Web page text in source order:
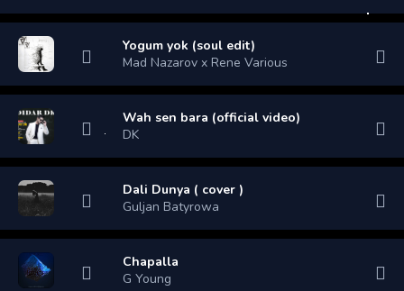
Yogum yok (soul edit)
Mad Nazarov x Rene Various
Wah sen bara (official video)
DK
Dali Dunya ( cover )
Guljan Batyrowa
Chapalla
G Young